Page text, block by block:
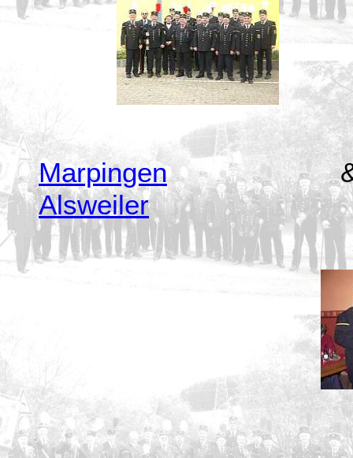
Marpingen
Alsweiler